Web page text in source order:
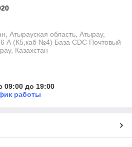
Атырауская область, Атырау,
А (К5,каб №4) База CDC Почтовый
Казахстан
09:00 до 19:00
работы